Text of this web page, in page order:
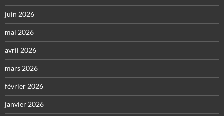
juin 2026
mai 2026
avril 2026
mars 2026
février 2026
janvier 2026